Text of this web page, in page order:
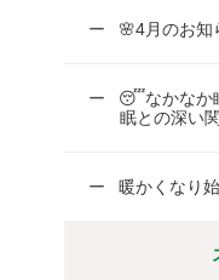
🌸4月のお知
😴なかなか
眠との深い
暖かくなり